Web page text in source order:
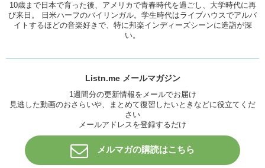
10歳まで日本で育った後、アメリカで青春時代を過ごし、大学時代に再
び来日。 日米ハーフのバイリンガル。学生時代はライブハウスでアルバ
イトするほどの音楽好きで、特に邦楽インディーズシーンに造詣が深
い。
Listn.me メールマガジン
1週間分の更新情報をメールでお届け
見逃した動画のおさらいや、まとめて復習したいときなどに役立てくだ
さい
メールアドレスを登録するだけ
メルマガの購読はこちら